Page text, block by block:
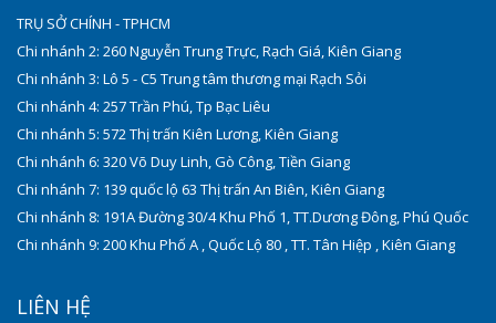
TRỤ SỞ CHÍNH - TPHCM
Chi nhánh 2: 260 Nguyễn Trung Trực, Rạch Giá, Kiên Giang
Chi nhánh 3: Lô 5 - C5 Trung tâm thương mại Rạch Sỏi
Chi nhánh 4: 257 Trần Phú, Tp Bạc Liêu
Chi nhánh 5: 572 Thị trấn Kiên Lương, Kiên Giang
Chi nhánh 6: 320 Võ Duy Linh, Gò Công, Tiền Giang
Chi nhánh 7: 139 quốc lộ 63 Thị trấn An Biên, Kiên Giang
Chi nhánh 8: 191A Đường 30/4 Khu Phố 1, TT.Dương Đông, Phú Quốc
Chi nhánh 9: 200 Khu Phố A , Quốc Lộ 80 , TT. Tân Hiệp , Kiên Giang
LIÊN HỆ